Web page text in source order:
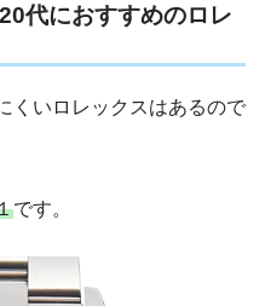
代におすすめのロレ
くいロレックスはあるので
です。